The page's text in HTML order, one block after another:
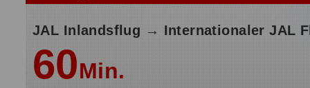
JAL Inlandsflug → Internationaler JAL
60Min.